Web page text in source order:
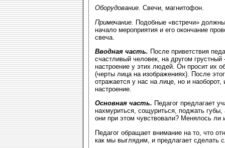
Оборудование. Свечи, магнитофон.
Примечание. Подобные «встречи»
начало мероприятия и его окончание
свеча.
Вводная часть. После приветствия
счастливый человек, на другом
настроение у этих людей. Он просит их
(черты лица на изображениях). После
отражается у нас на лице, но и
настроение.
Основная часть. Педагог предлагает
нахмуриться, сощуриться, поджать
они при этом чувствовали? Менялось ли
Педагог обращает внимание на то, что
как мы выглядим, и предлагает сделать